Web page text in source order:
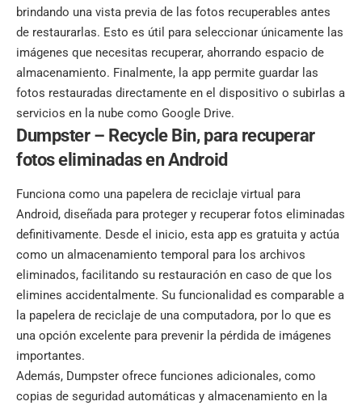
brindando una vista previa de las fotos recuperables antes
de restaurarlas. Esto es útil para seleccionar únicamente las
imágenes que necesitas recuperar, ahorrando espacio de
almacenamiento. Finalmente, la app permite guardar las
fotos restauradas directamente en el dispositivo o subirlas a
servicios en la nube como Google Drive.
Dumpster – Recycle Bin, para recuperar
fotos eliminadas en Android
Funciona como una papelera de reciclaje virtual para
Android, diseñada para proteger y recuperar fotos eliminadas
definitivamente. Desde el inicio, esta app es gratuita y actúa
como un almacenamiento temporal para los archivos
eliminados, facilitando su restauración en caso de que los
elimines accidentalmente. Su funcionalidad es comparable a
la papelera de reciclaje de una computadora, por lo que es
una opción excelente para prevenir la pérdida de imágenes
importantes.
Además, Dumpster ofrece funciones adicionales, como
copias de seguridad automáticas y almacenamiento en la